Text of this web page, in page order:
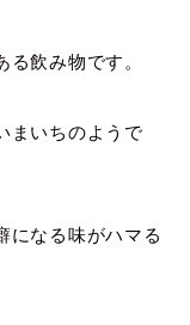
飲み物です。
まいちのようで
になる味がハマる